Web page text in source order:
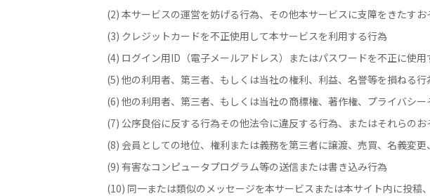
(2) 本サービスの運営を妨げる行為、その他本サービスに支障をきたす
(3) クレジットカードを不正使用して本サービスを利用する行為
(4) ログイン用ID（電子メールアドレス）またはパスワードを不正に使用
(5) 他の利用者、第三者、もしくは当社の権利、利益、名誉等を損ねる
(6) 他の利用者、第三者、もしくは当社の商標権、著作権、プライバシ
(7) 公序良俗に反する行為その他法令に違反する行為、またはそれらの
(8) 会員としての地位、権利または義務を第三者に譲渡、売買、名義変
(9) 有害なコンピュータプログラム等の送信または書き込み行為
(10) 同一または類似のメッセージを本サービスまたは本サイト内に投